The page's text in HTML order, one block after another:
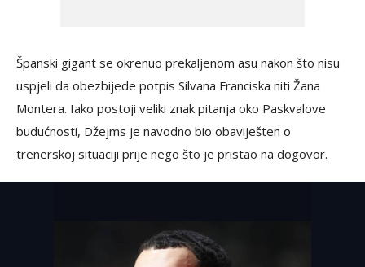
Španski gigant se okrenuo prekaljenom asu nakon što nisu
uspjeli da obezbijede potpis Silvana Franciska niti Žana
Montera. Iako postoji veliki znak pitanja oko Paskvalove
budućnosti, Džejms je navodno bio obaviješten o
trenerskoj situaciji prije nego što je pristao na dogovor.